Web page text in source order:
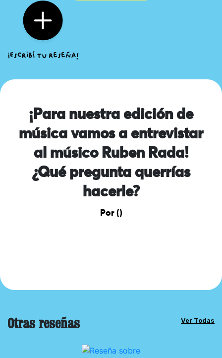
¡Para nuestra edición de
música vamos a entrevistar
al músico Ruben Rada!
¿Qué pregunta querrías
hacerle?
Por ()
Otras reseñas Ver Todas